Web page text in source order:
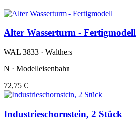
Alter Wasserturm - Fertigmodell
WAL 3833 · Walthers
N · Modelleisenbahn
72,75 €
Industrieschornstein, 2 Stück